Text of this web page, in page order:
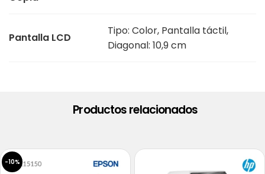
Pantalla LCD
Tipo: Color, Pantalla táctil,
Diagonal: 10,9 cm
Productos relacionados
-10%